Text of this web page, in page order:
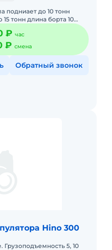
подниает до 10 тонн
тонн длина борта 10
без пocpедников.
₽ час
₽ смена
Обратный звонок
Hino 300
5, 10